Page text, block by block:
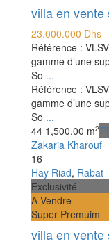
villa en vente
23.000.000 Dhs
Référence :
gamme d’une
So ...
Référence :
gamme d’une
So ...
44 1,500.00 m2
Zakaria Kharouf
16
Hay Riad, Rabat
Exclusivité
A Vendre
Super Premuim
villa en vente